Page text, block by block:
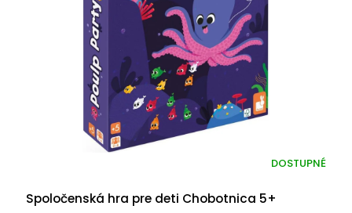
Spoločenská hra pre deti Chobotnica 5+
DOSTUPNÉ